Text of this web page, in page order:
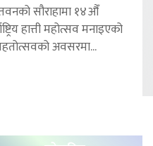
सौराहामा १४औँ
हात्ती महोत्सव मनाइएको
अवसरमा...